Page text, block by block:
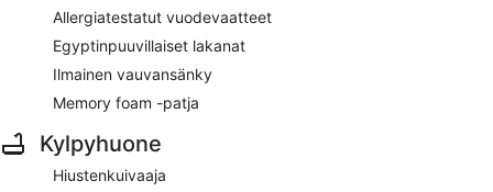
Allergiatestatut vuodevaatteet
Egyptinpuuvillaiset lakanat
Ilmainen vauvansänky
Memory foam -patja
Kylpyhuone
Hiustenkuivaaja